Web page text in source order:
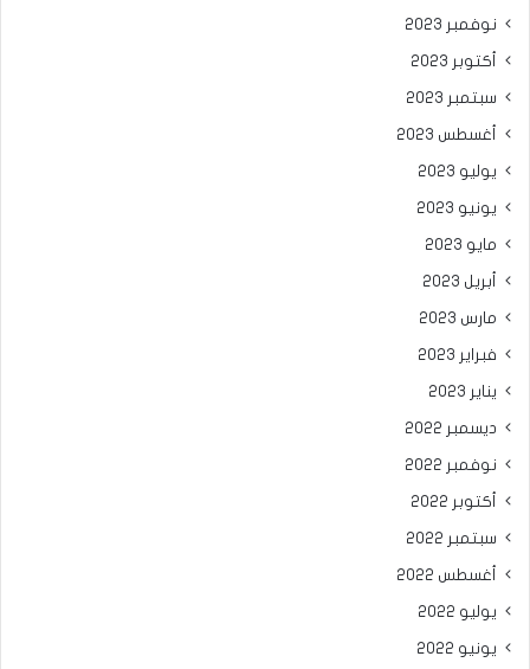
نوفمبر 2023
أكتوبر 2023
سبتمبر 2023
أغسطس 2023
يوليو 2023
يونيو 2023
مايو 2023
أبريل 2023
مارس 2023
فبراير 2023
يناير 2023
ديسمبر 2022
نوفمبر 2022
أكتوبر 2022
سبتمبر 2022
أغسطس 2022
يوليو 2022
يونيو 2022